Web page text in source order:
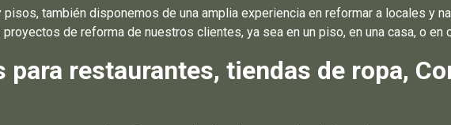
también disponemos de una amplia experiencia en reformar a locales y
de reforma de nuestros clientes, ya sea en un piso, en una casa, o en
para restaurantes, tiendas de ropa,